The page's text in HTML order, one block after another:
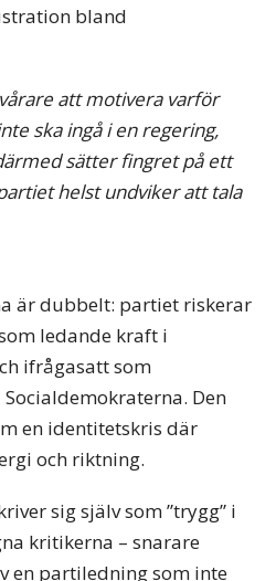
bland
att motivera varför
ska ingå i en regering,
sätter fingret på ett
helst undviker att tala
är dubbelt: partiet riskerar
ledande kraft i
ifrågasatt som
Den
en identitetskris där
och riktning.
sig själv som ”trygg” i
kritikerna – snarare
en partiledning som inte